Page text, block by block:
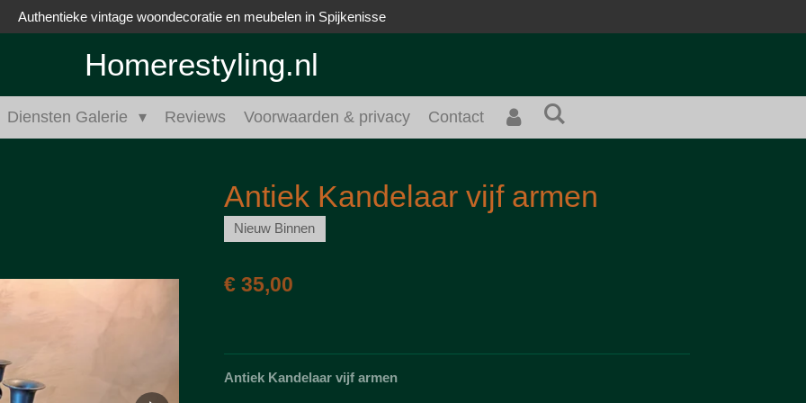
Authentieke vintage woondecoratie en meubelen in Spijkenisse
Homerestyling.nl
Diensten Galerie Reviews Voorwaarden & privacy Contact
Antiek Kandelaar vijf armen
Nieuw Binnen
€ 35,00
Antiek Kandelaar vijf armen